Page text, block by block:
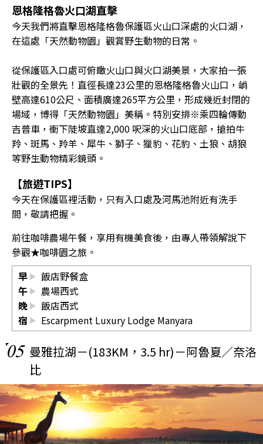
恩格隆格魯火口湖直擊
今天我們將直擊恩格隆格魯保護區火山口深處的火口湖，
在這處「天然動物園」觀賞野生動物的日常。
從保護區入口處可俯瞰火山口與火口湖美景，大家拍一張
壯觀的全景先！直徑長達23公里的恩格隆格魯火山口，峭
壁高達610公尺、面積廣達265平方公里，形成幾近封閉的
場域，博得「天然動物園」美稱。特別安排※乘四輪傳動
吉普車，衝下陡坡直達2,000 呎深的火山口底部，搶拍牛
羚、斑馬、羚羊、犀牛、獅子、獵豹、花豹、土狼、胡狼
等野生動物精彩鏡頭。
【旅遊TIPS】
今天在保護區裡活動，只有入口處及河馬池附近有洗手
間，敬請把握。
前往咖啡農場午餐，享用有機美食後，由專人帶領解說下
參觀★咖啡園之旅。
早
飯店野餐盒
午
農場西式
晚
飯店西式
宿
Escarpment Luxury Lodge Manyara
05 曼雅拉湖－(183KM，3.5 hr)－阿魯夏／奈洛
比